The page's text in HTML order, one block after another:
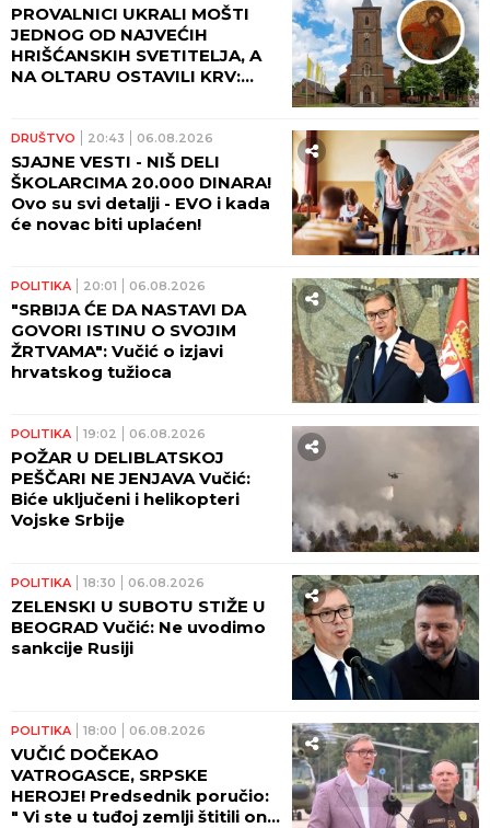
PROVALNICI UKRALI MOŠTI
JEDNOG OD NAJVEĆIH
HRIŠĆANSKIH SVETITELJA, A
NA OLTARU OSTAVILI KRV:
DRUŠTVO 20:43 06.08.2026
SJAJNE VESTI - NIŠ DELI
ŠKOLARCIMA 20.000 DINARA!
Ovo su svi detalji - EVO i kada
će novac biti uplaćen!
POLITIKA 20:01 06.08.2026
"SRBIJA ĆE DA NASTAVI DA
GOVORI ISTINU O SVOJIM
ŽRTVAMA": Vučić o izjavi
hrvatskog tužioca
POLITIKA 19:02 06.08.2026
POŽAR U DELIBLATSKOJ
PEŠČARI NE JENJAVA Vučić:
Biće uključeni i helikopteri
Vojske Srbije
POLITIKA 18:30 06.08.2026
ZELENSKI U SUBOTU STIŽE U
BEOGRAD Vučić: Ne uvodimo
sankcije Rusiji
POLITIKA 18:00 06.08.2026
VUČIĆ DOČEKAO
VATROGASCE, SRPSKE
HEROJE! Predsednik poručio:
" Vi ste u tuđoj zemlji štitili ono